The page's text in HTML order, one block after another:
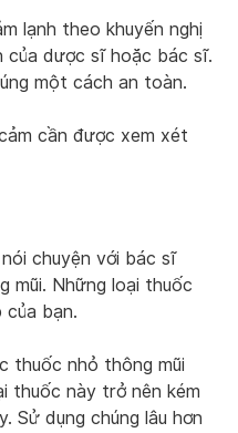
lạnh theo khuyến nghị
của dược sĩ hoặc bác sĩ.
một cách an toàn.
cần được xem xét
chuyện với bác sĩ
mũi. Những loại thuốc
bạn.
thuốc nhỏ thông mũi
thuốc này trở nên kém
Sử dụng chúng lâu hơn